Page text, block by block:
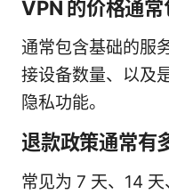
VPN 的价格通常
通常包含基础的服
接设备数量、以及
隐私功能。
退款政策通常有
常见为 7 天、14